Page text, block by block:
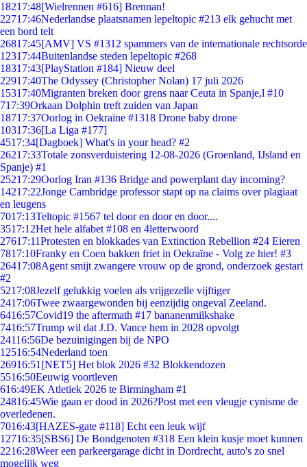
18217:48[Wielrennen #616] Brennan!
22717:46Nederlandse plaatsnamen lepeltopic #213 elk gehucht met
een bord telt
26817:45[AMV] VS #1312 spammers van de internationale rechtsorde
12317:44Buitenlandse steden lepeltopic #268
18317:43[PlayStation #184] Nieuw deel
22917:40The Odyssey (Christopher Nolan) 17 juli 2026
15317:40Migranten breken door grens naar Ceuta in Spanje,l #10
717:39Orkaan Dolphin treft zuiden van Japan
18717:37Oorlog in Oekraïne #1318 Drone baby drone
10317:36[La Liga #177]
4517:34[Dagboek] What's in your head? #2
26217:33Totale zonsverduistering 12-08-2026 (Groenland, IJsland en
Spanje) #1
25217:29Oorlog Iran #136 Bridge and powerplant day incoming?
14217:22Jonge Cambridge professor stapt op na claims over plagiaat
en leugens
7017:13Teltopic #1567 tel door en door en door....
3517:12Het hele alfabet #108 en 4letterwoord
27617:11Protesten en blokkades van Extinction Rebellion #24 Eieren
7817:10Franky en Coen bakken friet in Oekraïne - Volg ze hier! #3
26417:08Agent smijt zwangere vrouw op de grond, onderzoek gestart
#2
5217:08Jezelf gelukkig voelen als vrijgezelle vijftiger
2417:06Twee zwaargewonden bij eenzijdig ongeval Zeeland.
6416:57Covid19 the aftermath #17 bananenmilkshake
7416:57Trump wil dat J.D. Vance hem in 2028 opvolgt
24116:56De bezuinigingen bij de NPO
12516:54Nederland toen
26916:51 [NET5] Het blok 2026 #32 Blokkendozen
5516:50Eeuwig voortleven
616:49EK Atletiek 2026 te Birmingham #1
24816:45Wie gaan er dood in 2026?Post met een vleugje cynisme de
overledenen.
7016:43[HAZES-gate #118] Echt een leuk wijf
12716:35[SBS6] De Bondgenoten #318 Een klein kusje moet kunnen
2216:28Weer een parkeergarage dicht in Dordrecht, auto's zo snel
mogelijk weg